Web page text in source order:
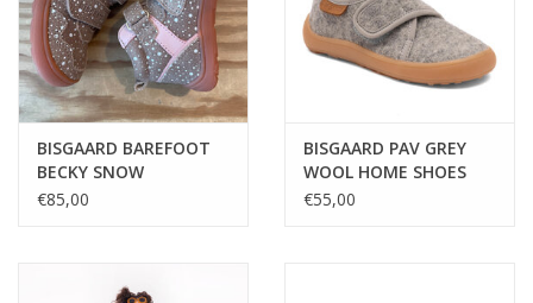
BISGAARD BAREFOOT
BECKY SNOW
€85,00
BISGAARD PAV GREY
WOOL HOME SHOES
€55,00